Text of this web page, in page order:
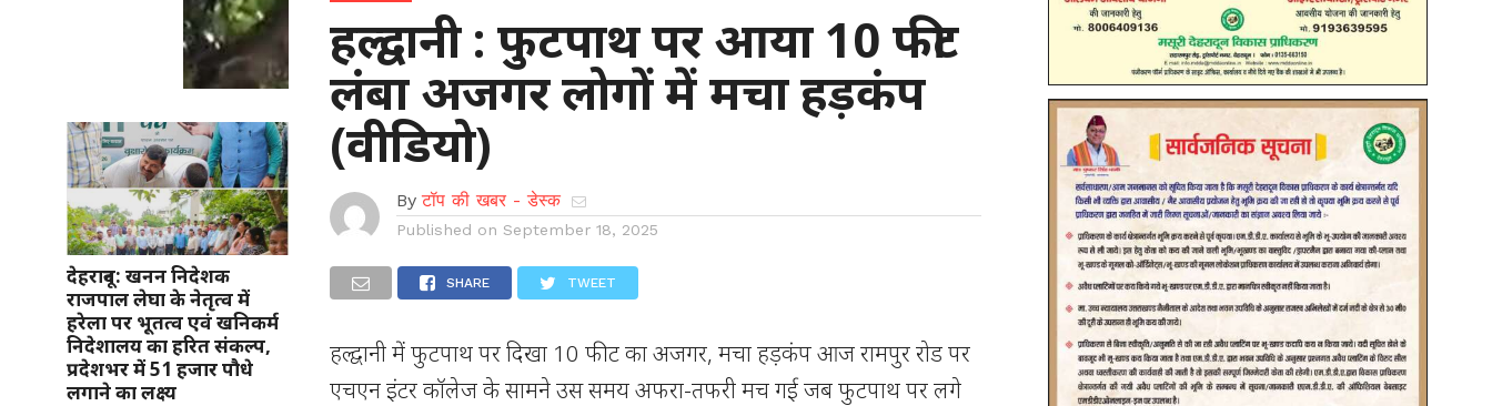
देहरादून: खनन निदेशक
राजपाल लेघा के नेतृत्व में
हरेला पर भूतत्व एवं खनिकर्म
निदेशालय का हरित संकल्प,
प्रदेशभर में 51 हजार पौधे
लगाने का लक्ष्य
हल्द्वानी : फुटपाथ पर आया 10 फीट
लंबा अजगर लोगों में मचा हड़कंप
(वीडियो)
By टॉप की खबर - डेस्क
Published on September 18, 2025
SHARE TWEET
हल्द्वानी में फुटपाथ पर दिखा 10 फीट का अजगर, मचा हड़कंप आज रामपुर रोड पर
एचएन इंटर कॉलेज के सामने उस समय अफरा-तफरी मच गई जब फुटपाथ पर लगे